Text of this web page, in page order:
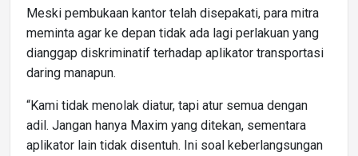
Meski pembukaan kantor telah disepakati, para mitra
meminta agar ke depan tidak ada lagi perlakuan yang
dianggap diskriminatif terhadap aplikator transportasi
daring manapun.
“Kami tidak menolak diatur, tapi atur semua dengan
adil. Jangan hanya Maxim yang ditekan, sementara
aplikator lain tidak disentuh. Ini soal keberlangsungan